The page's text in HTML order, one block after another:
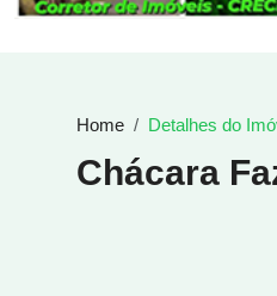
Home Detalhes do
Chácara